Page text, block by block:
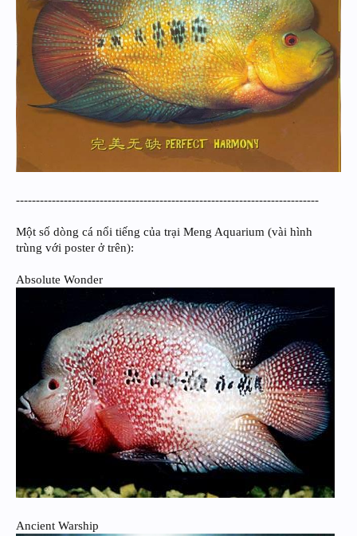
----------------------------------------------------------------------------
Một số dòng cá nổi tiếng của trại Meng Aquarium (vài hình
trùng với poster ở trên):
Absolute Wonder
Ancient Warship